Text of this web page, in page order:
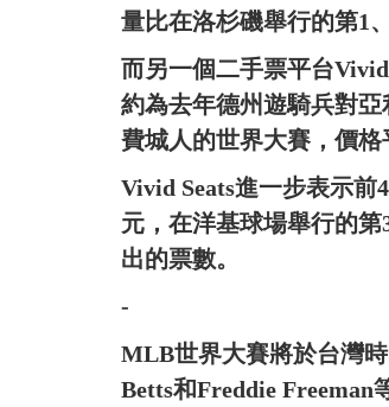
量比在洛杉磯舉行的第1
而另一個二手票平台
約為去年德州遊騎兵對
費城人的世界大賽，價格
Vivid Seats進一步表示前
元，在洋基球場舉行的第
出的票數。
-
MLB世界大賽將於台灣
Betts和Freddie